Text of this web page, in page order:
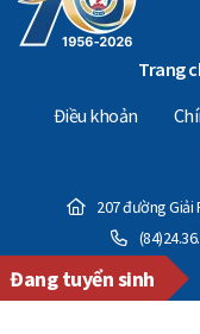
Trang
Điều khoản
207 đường Giải
Copyright © 2024 - The
Đang tuyển sinh